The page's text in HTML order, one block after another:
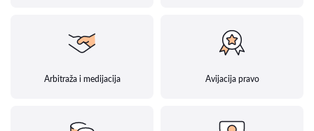
Arbitraža i medijacija Avijacija pravo